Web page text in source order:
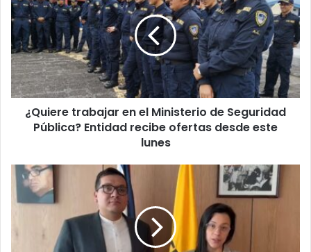
en
el
Ministerio
de
Seguridad
Pública?
Entidad
recibe
ofertas
lunes
¿Quiere trabajar en el Ministerio de Seguridad
Pública? Entidad recibe ofertas desde este
lunes
Frente
Amplio
designa
Sofía